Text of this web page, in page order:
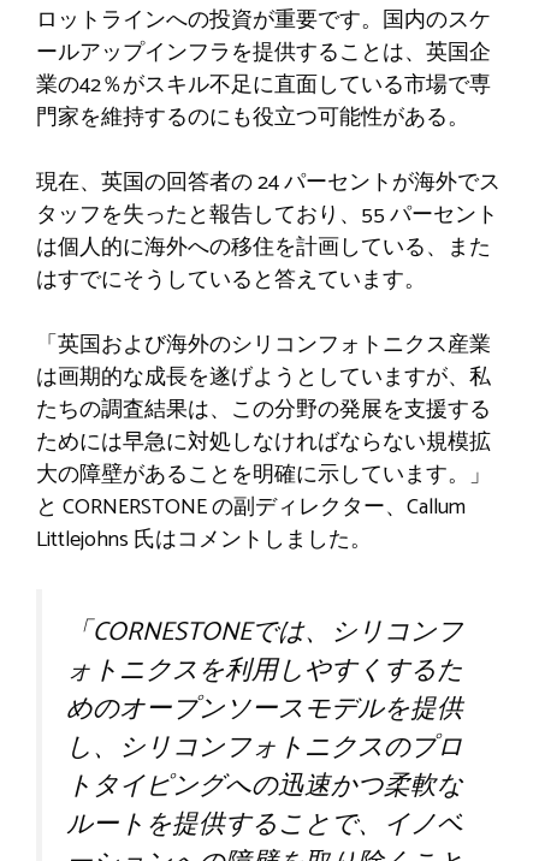
ロットラインへの投資が重要です。国内のスケ
ールアップインフラを提供することは、英国企
業の42％がスキル不足に直面している市場で専
門家を維持するのにも役立つ可能性がある。
現在、英国の回答者の 24 パーセントが海外でス
タッフを失ったと報告しており、55 パーセント
は個人的に海外への移住を計画している、また
はすでにそうしていると答えています。
「英国および海外のシリコンフォトニクス産業
は画期的な成長を遂げようとしていますが、私
たちの調査結果は、この分野の発展を支援する
ためには早急に対処しなければならない規模拡
大の障壁があることを明確に示しています。」
と CORNERSTONE の副ディレクター、Callum
Littlejohns 氏はコメントしました。
「CORNESTONEでは、シリコンフ
ォトニクスを利用しやすくするた
めのオープンソースモデルを提供
し、シリコンフォトニクスのプロ
トタイピングへの迅速かつ柔軟な
ルートを提供することで、イノベ